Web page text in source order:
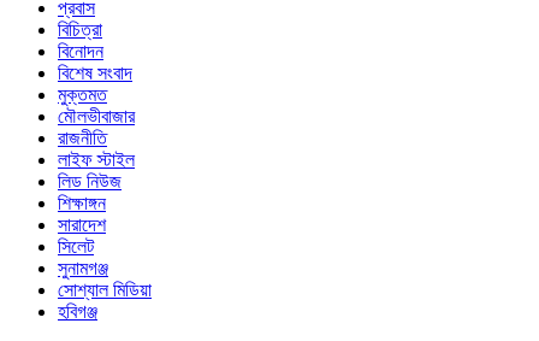
প্রবাস
বিচিত্রা
বিনোদন
বিশেষ সংবাদ
মুক্তমত
মৌলভীবাজার
রাজনীতি
লাইফ স্টাইল
লিড নিউজ
শিক্ষাঙ্গন
সারাদেশ
সিলেট
সুনামগঞ্জ
সোশ্যাল মিডিয়া
হবিগঞ্জ